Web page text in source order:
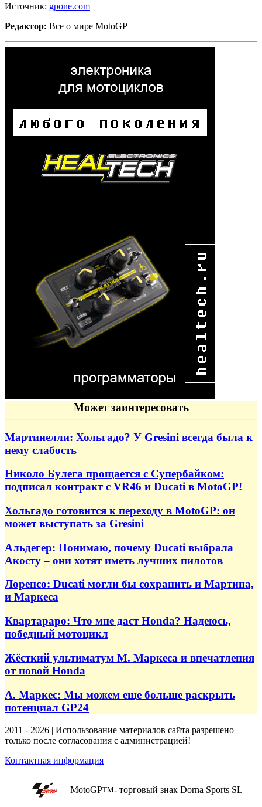
Источник: gpone.com
Редактор: Все о мире MotoGP
Может заинтересовать
Мартинелли: Хольгадо? У Gresini всегда была к
нему слабость
Николо Булега прощается с Супербайком:
подписал контракт с VR46 и Ducati в MotoGP!
Хольгадо готовится к переходу в MotoGP: он
может выступать за Gresini
Альдегер: Понимаю, почему Ducati выбрала
Акосту – они хотят иметь лучших пилотов
Лоренсо: Ducati могли бы сохранить и Мартина,
и Маркеса
Квартараро: Что мне даст Honda? Надеюсь,
победный мотоцикл
Жёсткий ультиматум М. Маркеса и впечатления
от новой Honda
А. Маркес: Мы можем еще больше раскрыть
потенциал GP24
2011 - 2026 | Использование материалов сайта разрешено
только после согласования с администрацией!
Контактная информация
MotoGPTM- торговый знак Dorna Sports SL